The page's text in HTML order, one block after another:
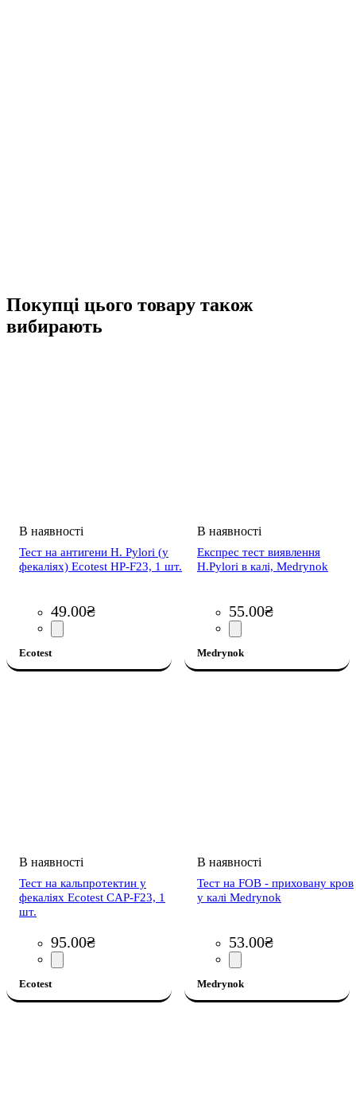
Покупці цього товару також
вибирають
Тест на антигени H. Pylori (у
фекаліях) Ecotest HP-F23, 1 шт.
49.00₴
Ecotest
Експрес тест виявлення
H.Pylori в калі, Medrynok
55.00₴
Medrynok
Тест на кальпротектин у
фекаліях Ecotest CAP-F23, 1
шт.
95.00₴
Ecotest
Тест на FOB - приховану кров
у калі Medrynok
53.00₴
Medrynok